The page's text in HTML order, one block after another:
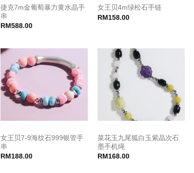
捷克7m金葡萄暴力黄水晶手
串
RM588.00
女王贝4m绿松石手链
RM158.00
女王贝7-9海纹石999银管手
串
RM188.00
菜花玉九尾狐白玉紫晶次石
墨手机绳
RM168.00